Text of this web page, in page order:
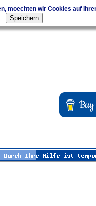
moechten wir Cookies auf